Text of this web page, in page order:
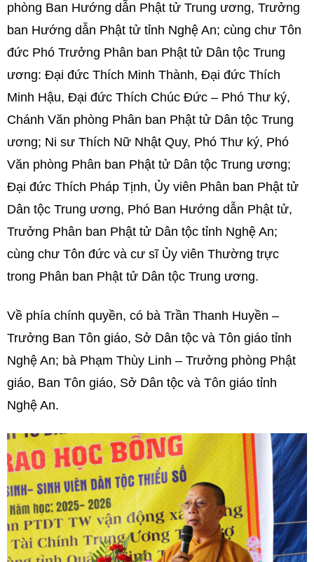
phòng Ban Hướng dẫn Phật tử Trung ương, Trưởng
ban Hướng dẫn Phật tử tỉnh Nghệ An; cùng chư Tôn
đức Phó Trưởng Phân ban Phật tử Dân tộc Trung
ương: Đại đức Thích Minh Thành, Đại đức Thích
Minh Hậu, Đại đức Thích Chúc Đức – Phó Thư ký,
Chánh Văn phòng Phân ban Phật tử Dân tộc Trung
ương; Ni sư Thích Nữ Nhật Quy, Phó Thư ký, Phó
Văn phòng Phân ban Phật tử Dân tộc Trung ương;
Đại đức Thích Pháp Tịnh, Ủy viên Phân ban Phật tử
Dân tộc Trung ương, Phó Ban Hướng dẫn Phật tử,
Trưởng Phân ban Phật tử Dân tộc tỉnh Nghệ An;
cùng chư Tôn đức và cư sĩ Ủy viên Thường trực
trong Phân ban Phật tử Dân tộc Trung ương.
Về phía chính quyền, có bà Trần Thanh Huyền –
Trưởng Ban Tôn giáo, Sở Dân tộc và Tôn giáo tỉnh
Nghệ An; bà Phạm Thùy Linh – Trưởng phòng Phật
giáo, Ban Tôn giáo, Sở Dân tộc và Tôn giáo tỉnh
Nghệ An.